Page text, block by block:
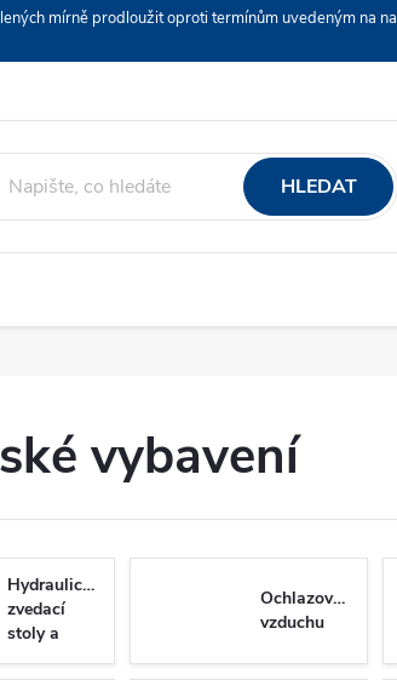
mírně prodloužit oproti termínům uvedeným na
HLEDAT
vybavení
Hydraulické
zvedací
stoly a
Ochlazovače
vzduchu